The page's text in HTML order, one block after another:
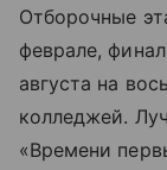
Отборочные
феврале,
августа на
колледжей.
«Времени